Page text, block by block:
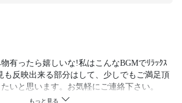
有ったら嬉しいな!私はこんなBGMでﾘﾗｯｸｽ
も反映出来る部分はして、少しでもご満足頂
いと思います。お気軽にご連絡下さい。